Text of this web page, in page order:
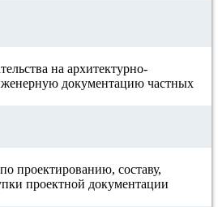
на архитектурно-
документацию частных
проектированию, составу,
проектной документации